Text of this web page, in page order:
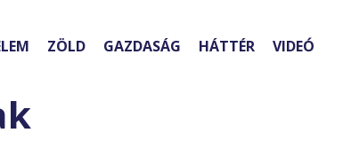
ZÖLD GAZDASÁG HÁTTÉR VIDEÓ